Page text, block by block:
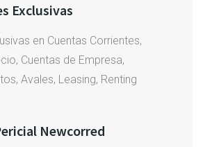
Exclusivas
en Cuentas Corrientes,
Cuentas de Empresa,
Avales, Leasing, Renting
Newcorred